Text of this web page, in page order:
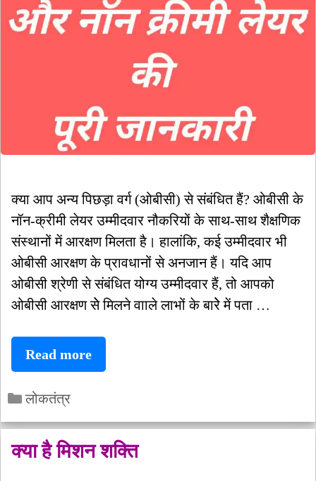
क्या आप अन्य पिछड़ा वर्ग (ओबीसी) से संबंधित हैं? ओबीसी के
नॉन-क्रीमी लेयर उम्मीदवार नौकरियों के साथ-साथ शैक्षणिक
संस्थानों में आरक्षण मिलता है। हालांकि, कई उम्मीदवार भी
ओबीसी आरक्षण के प्रावधानों से अनजान हैं। यदि आप
ओबीसी श्रेणी से संबंधित योग्य उम्मीदवार हैं, तो आपको
ओबीसी आरक्षण सेे मिलने वााले लाभों के बारेे में पता …
Read moreओबीसी
नॉन
है?
Categories
लोकतंत्र
क्या है मिशन शक्ति